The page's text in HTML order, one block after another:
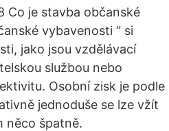
Co je stavba občanské
vybavenosti “ si
jako jsou vzdělávací
službou nebo
Osobní zisk je podle
jednoduše se lze vžít
něco špatně.